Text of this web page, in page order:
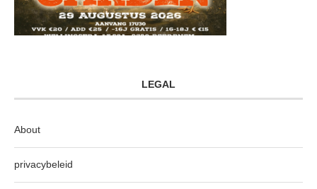
LEGAL
About
privacybeleid